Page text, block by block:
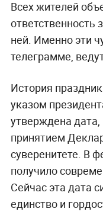
Всех жителей
ответственность
ней. Именно эти
телеграмме,
История
указом
утверждена дата,
принятием
суверенитете. В
получило
Сейчас эта дата
единство и